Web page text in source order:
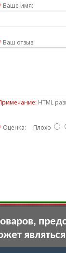
Ваше имя:
Ваш отзыв:
HTML
Оценка: Плохо